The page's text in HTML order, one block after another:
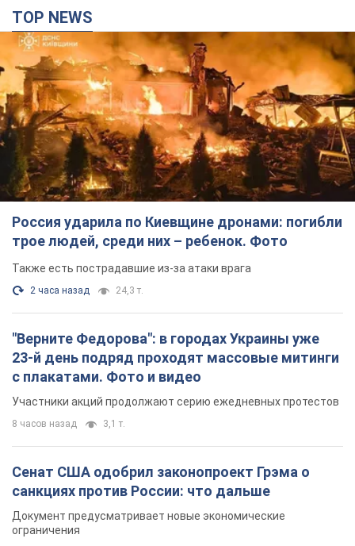
TOP NEWS
Россия ударила по Киевщине дронами: погибли
трое людей, среди них – ребенок. Фото
Также есть пострадавшие из-за атаки врага
2 часа назад 24,3 т.
"Верните Федорова": в городах Украины уже
23-й день подряд проходят массовые митинги
с плакатами. Фото и видео
Участники акций продолжают серию ежедневных протестов
8 часов назад 3,1 т.
Сенат США одобрил законопроект Грэма о
санкциях против России: что дальше
Документ предусматривает новые экономические
ограничения